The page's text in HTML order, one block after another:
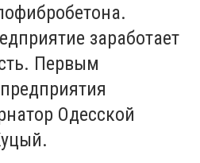
заработает
Первым
Одесской